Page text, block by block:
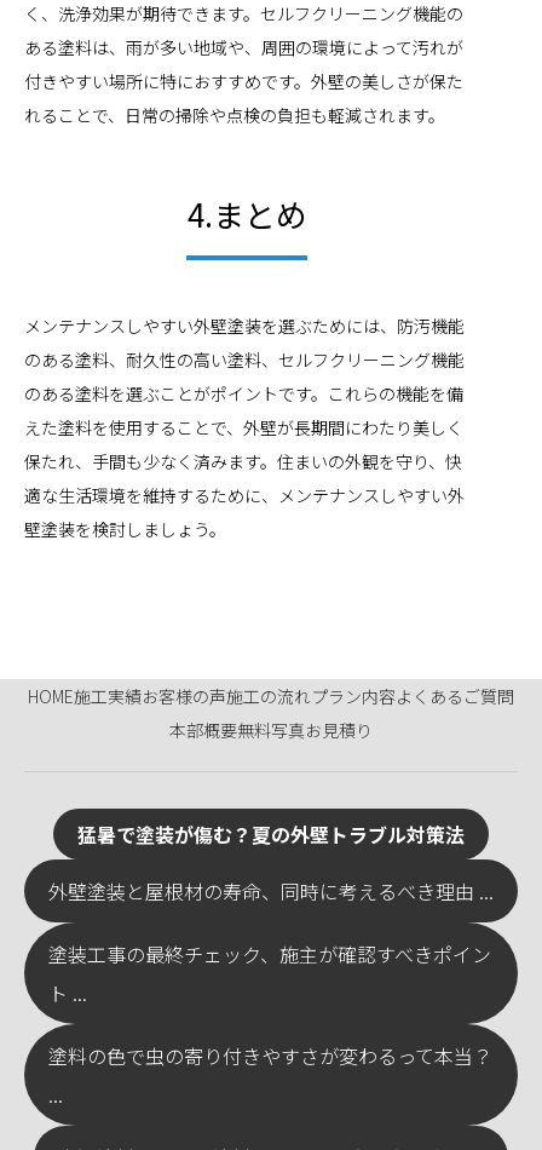
く、洗浄効果が期待できます。セルフクリーニング機能の
ある塗料は、雨が多い地域や、周囲の環境によって汚れが
付きやすい場所に特におすすめです。外壁の美しさが保た
れることで、日常の掃除や点検の負担も軽減されます。
4.まとめ
メンテナンスしやすい外壁塗装を選ぶためには、防汚機能
のある塗料、耐久性の高い塗料、セルフクリーニング機能
のある塗料を選ぶことがポイントです。これらの機能を備
えた塗料を使用することで、外壁が長期間にわたり美しく
保たれ、手間も少なく済みます。住まいの外観を守り、快
適な生活環境を維持するために、メンテナンスしやすい外
壁塗装を検討しましょう。
HOME施工実績お客様の声施工の流れプラン内容よくあるご質問
本部概要無料写真お見積り
猛暑で塗装が傷む？夏の外壁トラブル対策法
外壁塗装と屋根材の寿命、同時に考えるべき理由 ...
塗装工事の最終チェック、施主が確認すべきポイン
ト ...
塗料の色で虫の寄り付きやすさが変わるって本当？
...